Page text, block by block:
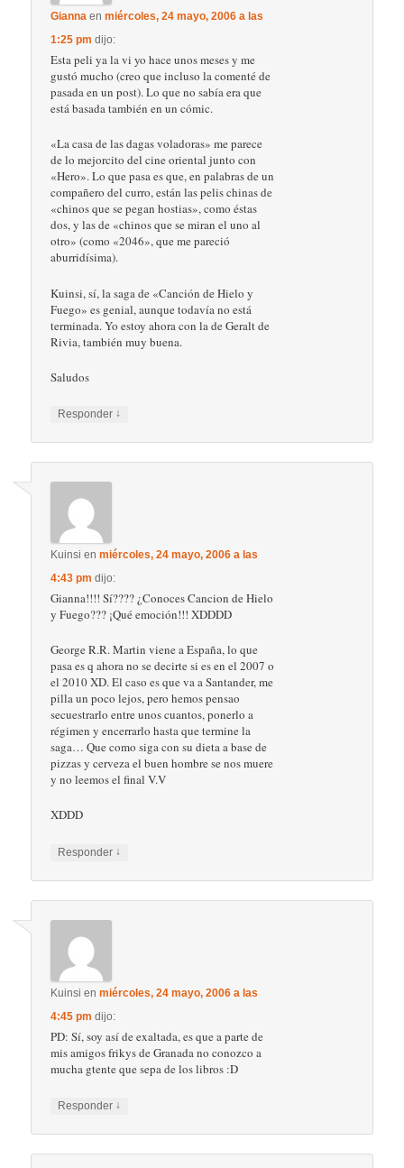
Gianna enmiércoles, 24 mayo, 2006 a las
1:25 pm dijo:
Esta peli ya la vi yo hace unos meses y me
gustó mucho (creo que incluso la comenté de
pasada en un post). Lo que no sabía era que
está basada también en un cómic.
«La casa de las dagas voladoras» me parece
de lo mejorcito del cine oriental junto con
«Hero». Lo que pasa es que, en palabras de un
compañero del curro, están las pelis chinas de
«chinos que se pegan hostias», como éstas
dos, y las de «chinos que se miran el uno al
otro» (como «2046», que me pareció
aburridísima).
Kuinsi, sí, la saga de «Canción de Hielo y
Fuego» es genial, aunque todavía no está
terminada. Yo estoy ahora con la de Geralt de
Rivia, también muy buena.
Saludos
Responder ↓
Kuinsi enmiércoles, 24 mayo, 2006 a las
4:43 pm dijo:
Gianna!!!! Sí???? ¿Conoces Cancion de Hielo
y Fuego??? ¡Qué emoción!!! XDDDD
George R.R. Martin viene a España, lo que
pasa es q ahora no se decirte si es en el 2007 o
el 2010 XD. El caso es que va a Santander, me
pilla un poco lejos, pero hemos pensao
secuestrarlo entre unos cuantos, ponerlo a
régimen y encerrarlo hasta que termine la
saga… Que como siga con su dieta a base de
pizzas y cerveza el buen hombre se nos muere
y no leemos el final V.V
XDDD
Responder ↓
Kuinsi enmiércoles, 24 mayo, 2006 a las
4:45 pm dijo:
PD: Sí, soy así de exaltada, es que a parte de
mis amigos frikys de Granada no conozco a
mucha gtente que sepa de los libros :D
Responder ↓